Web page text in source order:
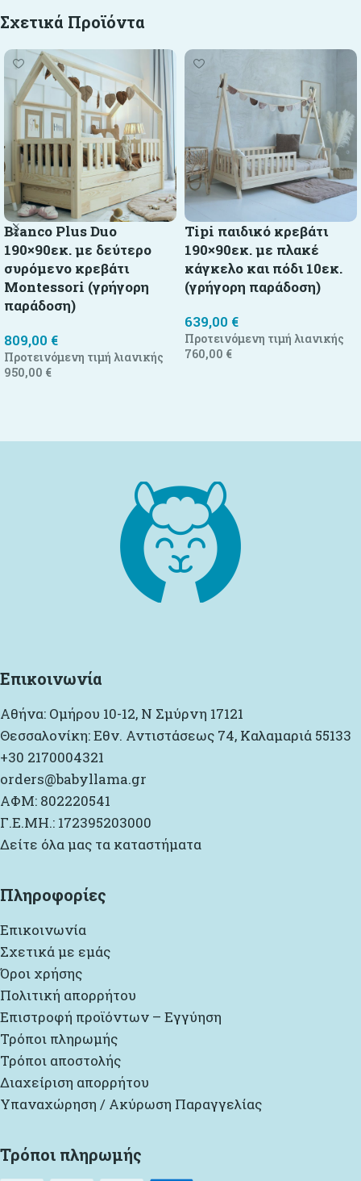
Σχετικά Προϊόντα
Bianco Plus Duo
190×90εκ. με δεύτερο
συρόμενο κρεβάτι
Montessori (γρήγορη
παράδοση)
809,00 €
Προτεινόμενη τιμή λιανικής
950,00 €
Tipi παιδικό κρεβάτι
190×90εκ. με πλακέ
κάγκελο και πόδι 10εκ.
(γρήγορη παράδοση)
639,00 €
Προτεινόμενη τιμή λιανικής
760,00 €
Επικοινωνία
Αθήνα: Ομήρου 10-12, Ν Σμύρνη 17121
Θεσσαλονίκη: Εθν. Αντιστάσεως 74, Καλαμαριά 55133
+30 2170004321
orders@babyllama.gr
ΑΦΜ: 802220541
Γ.Ε.ΜΗ.: 172395203000
Δείτε όλα μας τα καταστήματα
Πληροφορίες
Επικοινωνία
Σχετικά με εμάς
Όροι χρήσης
Πολιτική απορρήτου
Επιστροφή προϊόντων – Εγγύηση
Τρόποι πληρωμής
Τρόποι αποστολής
Διαχείριση απορρήτου
Υπαναχώρηση / Ακύρωση Παραγγελίας
Τρόποι πληρωμής